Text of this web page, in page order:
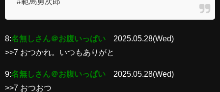
8:名無しさん＠お腹いっぱい
2025.05.28(Wed)
>>7 おつかれ。いつもありがと
9:名無しさん＠お腹いっぱい
2025.05.28(Wed)
>>7 おつおつ